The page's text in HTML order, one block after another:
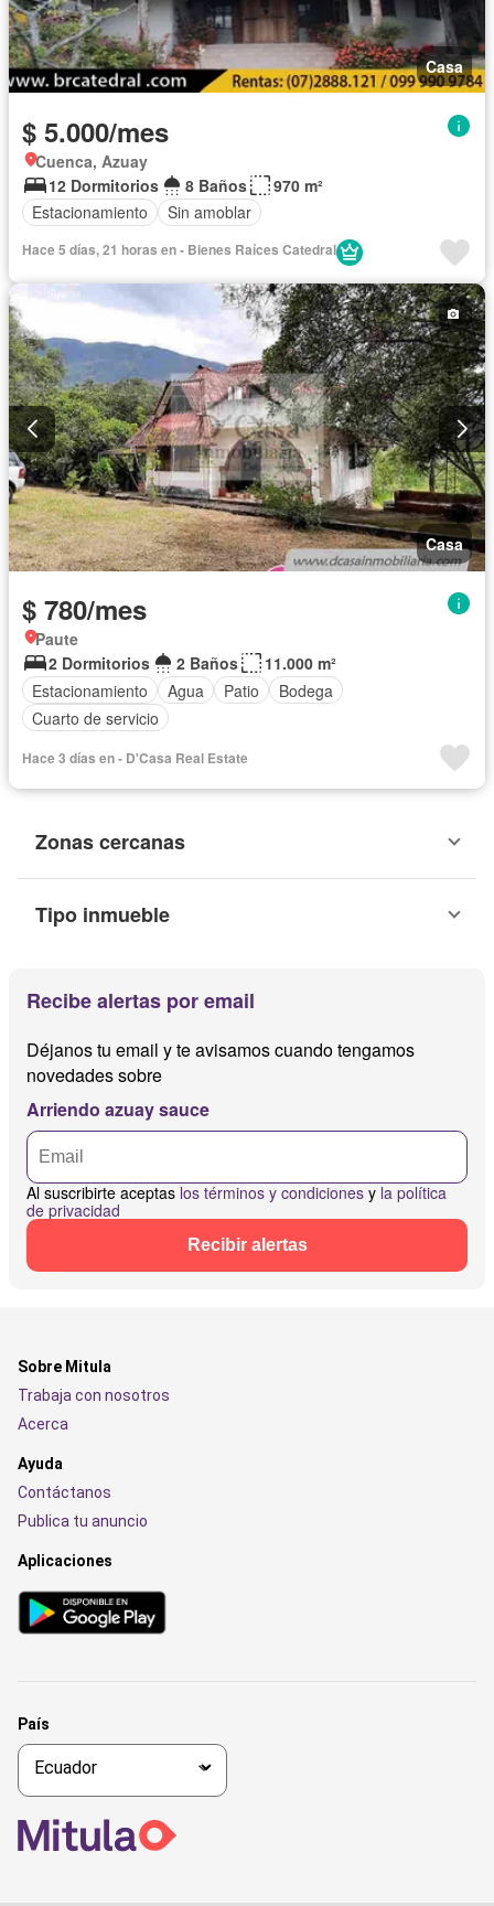
Casa
$ 5.000/mes
Cuenca, Azuay
12 Dormitorios
8 Baños
970 m²
Estacionamiento
Sin amoblar
Hace 5 días, 21 horas en - Bienes Raíces Catedral
Casa
$ 780/mes
Paute
2 Dormitorios
2 Baños
11.000 m²
Estacionamiento
Agua Patio
Bodega
Cuarto de servicio
Hace 3 días en - D'Casa Real Estate
Zonas cercanas
Tipo inmueble
Recibe alertas por email
Déjanos tu email y te avisamos cuando tengamos
novedades sobre
Arriendo azuay sauce
Al suscribirte aceptas los términos y condiciones y la política
de privacidad
Recibir alertas
Sobre Mitula
Trabaja con nosotros
Acerca
Ayuda
Contáctanos
Publica tu anuncio
Aplicaciones
País